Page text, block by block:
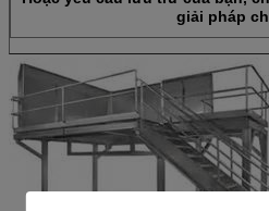
giải pháp